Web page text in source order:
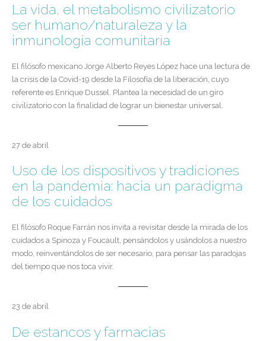
La vida, el metabolismo civilizatorio
ser humano/naturaleza y la
inmunología comunitaria
El filósofo mexicano Jorge Alberto Reyes López hace una lectura de
la crisis de la Covid-19 desde la Filosofía de la liberación, cuyo
referente es Enrique Dussel. Plantea la necesidad de un giro
civilizatorio con la finalidad de lograr un bienestar universal.
27 de abril
Uso de los dispositivos y tradiciones
en la pandemia: hacia un paradigma
de los cuidados
El filósofo Roque Farrán nos invita a revisitar desde la mirada de los
cuidados a Spinoza y Foucault, pensándolos y usándolos a nuestro
modo, reinventándolos de ser necesario, para pensar las paradojas
del tiempo que nos toca vivir.
23 de abril
De estancos y farmacias